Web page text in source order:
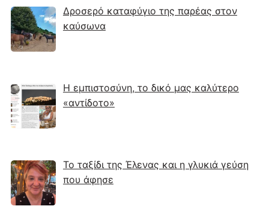
Δροσερό καταφύγιο της παρέας στον
καύσωνα
Η εμπιστοσύνη, το δικό μας καλύτερο
«αντίδοτο»
Το ταξίδι της Έλενας και η γλυκιά γεύση
που άφησε